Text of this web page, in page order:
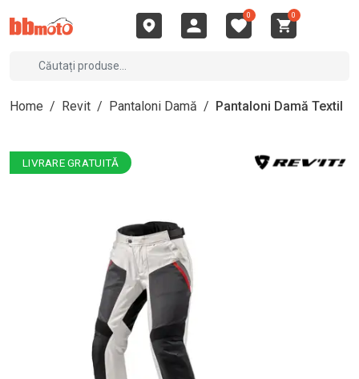
0 0
Home / Revit / Pantaloni Damă / Pantaloni Damă Textil
LIVRARE GRATUITĂ